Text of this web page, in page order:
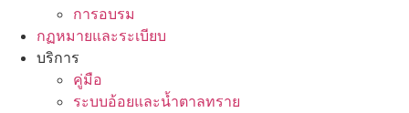
การอบรม
กฏหมายและระเบียบ
บริการ
คู่มือ
ระบบอ้อยและน้ำตาลทราย